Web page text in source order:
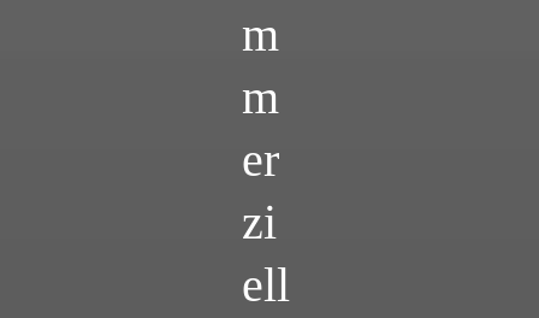
m
m
er
zi
ell